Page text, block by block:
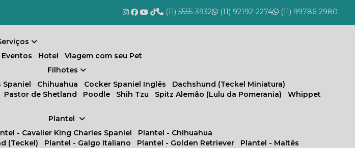
(11) 5555-3932 (11) 92192-2274 (11) 99786-2980
Plantel
- Cavalier King Charles Spaniel
Plantel - Chihuahua
(Teckel) Plantel - Galgo Italiano Plantel - Golden Retriever
Plantel - Maltês
Serviços
Eventos Hotel
Viagem com seu Pet
Filhotes
Spaniel Chihuahua Cocker Spaniel Inglês
Dachshund (Teckel Miniatura)
Pastor de Shetland Poodle Shih Tzu Spitz Alemão (Lulu da Pomerania)
Whippet